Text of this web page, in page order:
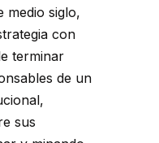
medio siglo,
con
terminar
de un
sus